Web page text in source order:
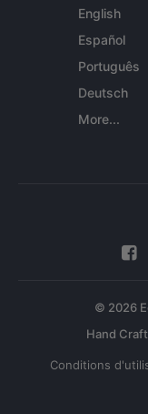
English
Español
Português
Deutsch
More...
© 2026
Conditions